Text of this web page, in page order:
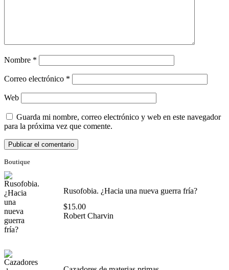
Nombre *
Correo electrónico *
Web
Guarda mi nombre, correo electrónico y web en este navegador
para la próxima vez que comente.
Boutique
Rusofobia. ¿Hacia una nueva guerra fría?
$15.00
Robert Charvin